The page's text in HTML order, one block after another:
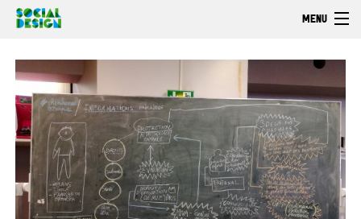
Aller au contenu principal
MENU
Découvrir
Faire
Explorer